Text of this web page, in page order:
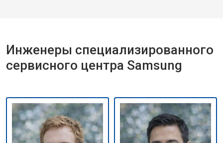
Инженеры специализированного
сервисного центра Samsung